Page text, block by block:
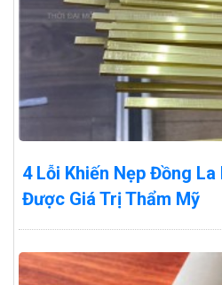
4 Lỗi Khiến Nẹp Đồng
Được Giá Trị Thẩm Mỹ